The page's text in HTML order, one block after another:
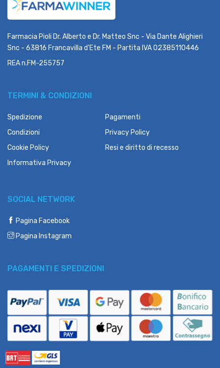
Farmacia Pioli Dr. Alberto e Dr. Matteo Snc - Via Dante Alighieri
Snc - 63816 Francavilla d'Ete FM - Partita IVA 02385110446
REA n.FM-255757
TERMINI & CONDIZIONI
Spedizione
Pagamenti
Condizioni
Privacy Policy
Cookie Policy
Resi e diritto di recesso
Informativa Privacy
SOCIAL NETWORK
Pagina Facebook
Pagina Instagram
PAGAMENTI E SPEDIZIONI